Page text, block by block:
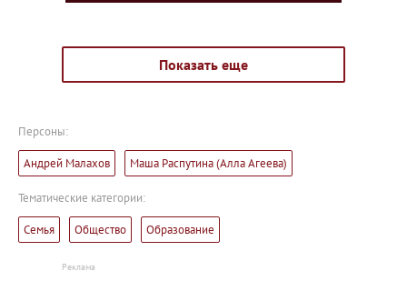
Показать еще
Персоны:
Андрей Малахов Маша Распутина (Алла Агеева)
Тематические категории:
Семья Общество Образование